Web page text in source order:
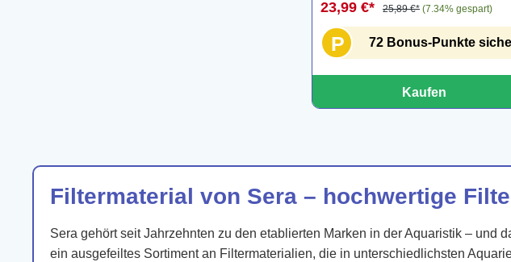
23,99 €* 25,89 €* (7.34% gespart)
P 72 Bonus-Punkte
Kaufen
Filtermaterial von Sera – hochwertige
Sera gehört seit Jahrzehnten zu den etablierten Marken in der Aquaristik – und
ein ausgefeiltes Sortiment an Filtermaterialien, die in unterschiedlichsten